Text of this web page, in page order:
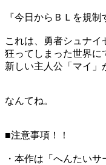
『今日からＢＬを規制
これは、勇者シュナイ
狂ってしまった世界に
新しい主人公「マイ」
なんてね。
■注意事項！！
・本作は「へんたい